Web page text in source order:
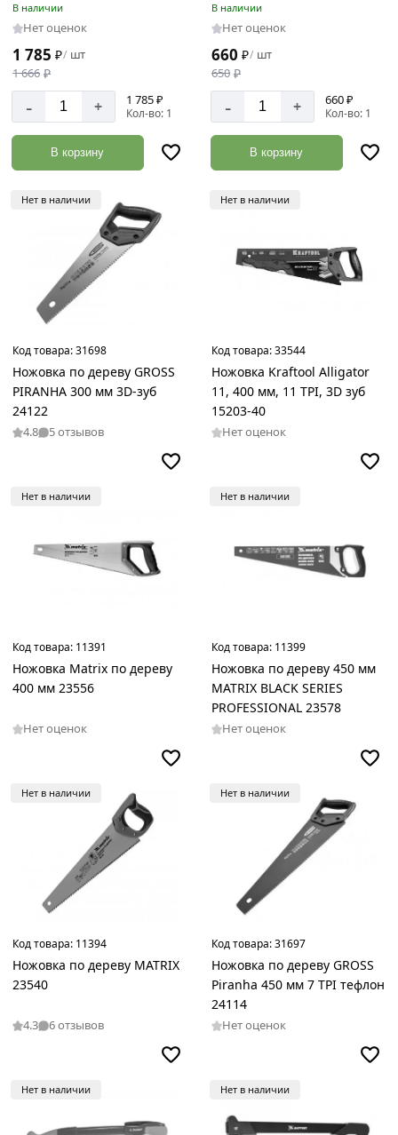
В наличии
Нет оценок
1 785 ₽/ шт
1 666 ₽
- + 1 785 ₽
Кол-во: 1
В корзину
В наличии
Нет оценок
660 ₽/ шт
650 ₽
- + 660 ₽
Кол-во: 1
В корзину
Нет в наличии
Код товара:31698
Ножовка по дереву GROSS
PIRANHA 300 мм 3D-зуб
24122
4.8 5 отзывов
Нет в наличии
Код товара:33544
Ножовка Kraftool Alligator
11, 400 мм, 11 TPI, 3D зуб
15203-40
Нет оценок
Нет в наличии
Код товара: 11391
Ножовка Matrix по дереву
400 мм 23556
Нет оценок
Нет в наличии
Код товара: 11399
Ножовка по дереву 450 мм
MATRIX BLACK SERIES
PROFESSIONAL 23578
Нет оценок
Нет в наличии
Код товара: 11394
Ножовка по дереву MATRIX
23540
4.3 6 отзывов
Нет в наличии
Код товара:31697
Ножовка по дереву GROSS
Piranha 450 мм 7 TPI тефлон
24114
Нет оценок
Нет в наличии Нет в наличии